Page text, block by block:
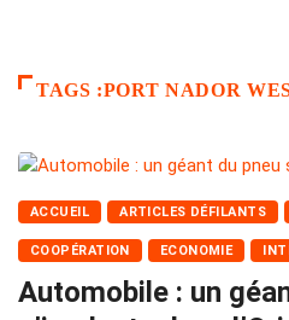
TAGS :PORT NADOR
ACCUEIL ARTICLES DÉFILANTS
COOPÉRATION ECONOMIE
Automobile : un